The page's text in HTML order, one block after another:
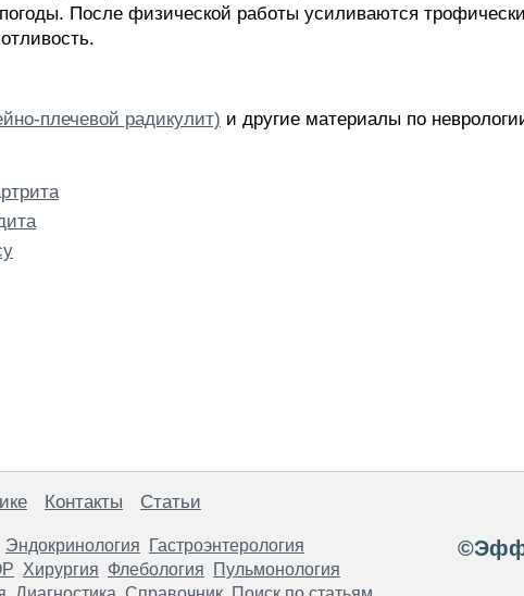
После физической работы усиливаются
плечевой радикулит) и другие материалы по
Контакты Статьи
Эндокринология
Гастроэнтерология
Хирургия Флебология
Пульмонология